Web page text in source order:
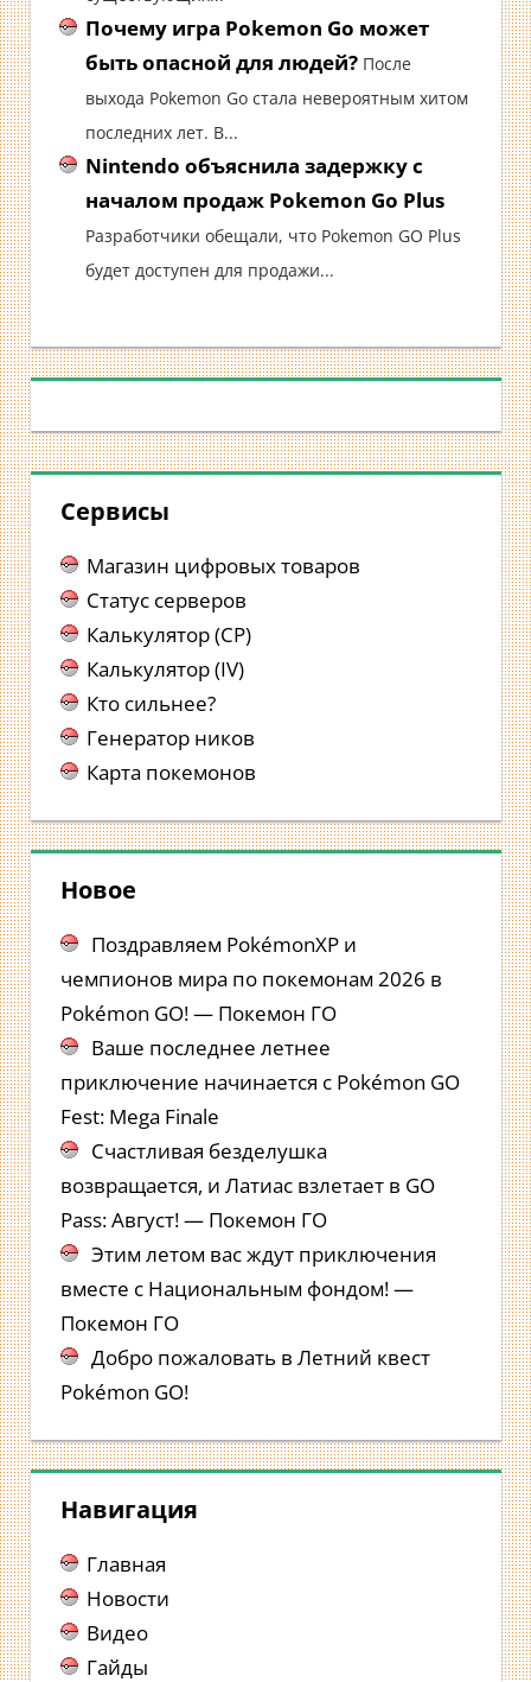
Почему игра Pokemon Go может
быть опасной для людей? После
выхода Pokemon Go стала невероятным хитом
последних лет. В...
Nintendo объяснила задержку с
началом продаж Pokemon Go Plus
Разработчики обещали, что Pokemon GO Plus
будет доступен для продажи...
Сервисы
Магазин цифровых товаров
Статус серверов
Калькулятор (CP)
Калькулятор (IV)
Кто сильнее?
Генератор ников
Карта покемонов
Новое
Поздравляем PokémonXP и
чемпионов мира по покемонам 2026 в
Pokémon GO! — Покемон ГО
Ваше последнее летнее
приключение начинается с Pokémon GO
Fest: Mega Finale
Счастливая безделушка
возвращается, и Латиас взлетает в GO
Pass: Август! — Покемон ГО
Этим летом вас ждут приключения
вместе с Национальным фондом! —
Покемон ГО
Добро пожаловать в Летний квест
Pokémon GO!
Навигация
Главная
Новости
Видео
Гайды